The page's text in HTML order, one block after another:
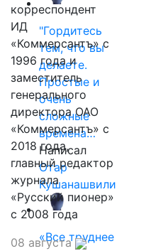
"Гордитесь
тем, что вы
делаете.
Простые и
очень
сложные
времена…
Написал
Отар
Кушанашвили
«Все труднее
корреспондент
ИД
«Коммерсантъ» с
1996 года и
заместитель
генерального
директора ОАО
«Коммерсантъ» с
2018 года,
главный редактор
журнала
«Русский пионер»
с 2008 года
08 августа